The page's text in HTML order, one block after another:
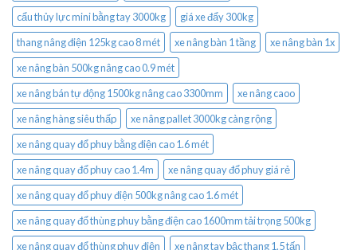
cẩu thủy lực mini bằng tay 3000kg
giá xe đẩy 300kg
thang nâng điện 125kg cao 8 mét
xe nâng bàn 1 tầng
xe nâng bàn 1x
xe nâng bàn 500kg nâng cao 0.9 mét
xe nâng bán tự động 1500kg nâng cao 3300mm
xe nâng caoo
xe nâng hàng siêu thấp
xe nâng pallet 3000kg càng rộng
xe nâng quay đổ phuy bằng điện cao 1.6 mét
xe nâng quay đổ phuy cao 1.4m
xe nâng quay đổ phuy giá rẻ
xe nâng quay đổ phuy điện 500kg nâng cao 1.6 mét
xe nâng quay đổ thùng phuy bằng điện cao 1600mm tải trọng 500kg
xe nâng quay đổ thùng phuy điện
xe nâng tay bậc thang 1.5 tấn